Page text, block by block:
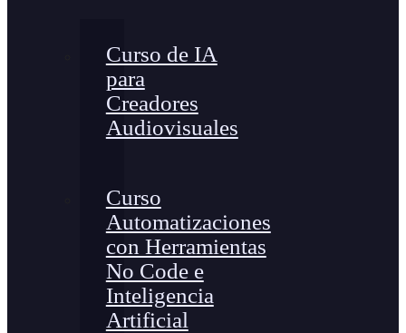
Curso de IA
para
Creadores
Audiovisuales
Curso
Automatizaciones
con Herramientas
No Code e
Inteligencia
Artificial